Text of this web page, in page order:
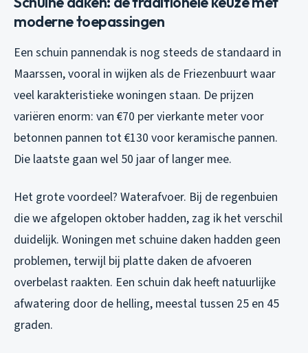
moderne toepassingen
Een schuin pannendak is nog steeds de standaard in
Maarssen, vooral in wijken als de Friezenbuurt waar
veel karakteristieke woningen staan. De prijzen
variëren enorm: van €70 per vierkante meter voor
betonnen pannen tot €130 voor keramische pannen.
Die laatste gaan wel 50 jaar of langer mee.
Het grote voordeel? Waterafvoer. Bij de regenbuien
die we afgelopen oktober hadden, zag ik het verschil
duidelijk. Woningen met schuine daken hadden geen
problemen, terwijl bij platte daken de afvoeren
overbelast raakten. Een schuin dak heeft natuurlijke
afwatering door de helling, meestal tussen 25 en 45
graden.